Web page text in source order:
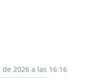
2026 a las 16:16